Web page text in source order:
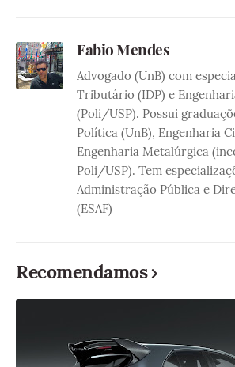
Fabio Mendes
Advogado (UnB) com
Tributário (IDP) e
(Poli/USP). Possui
Política (UnB), Engenharia
Engenharia Metalúrgica
Poli/USP). Tem
Administração Pública e
(ESAF)
Recomendamos